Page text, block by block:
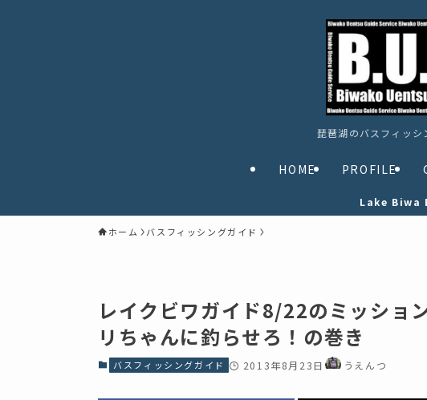
琵琶湖のバスフィッ
HOME PROFILE
Lake Biwa
ホーム バスフィッシングガイド
レイクビワガイド8/22のミッショ
リちゃんに釣らせろ！の巻き
バスフィッシングガイド 2013年8月23日 うえんつ